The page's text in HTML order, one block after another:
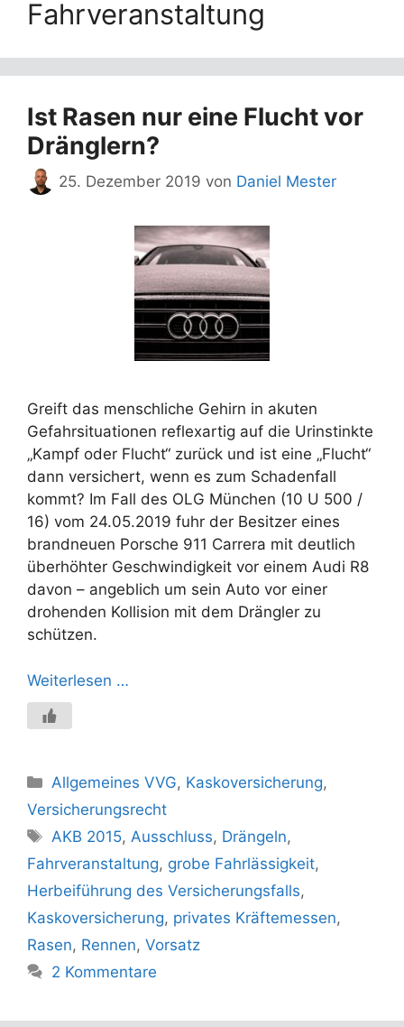
Fahrveranstaltung
Ist Rasen nur eine Flucht vor
Dränglern?
25. Dezember 2019 von Daniel Mester
Greift das menschliche Gehirn in akuten
Gefahrsituationen reflexartig auf die Urinstinkte
„Kampf oder Flucht“ zurück und ist eine „Flucht“
dann versichert, wenn es zum Schadenfall
kommt? Im Fall des OLG München (10 U 500 /
16) vom 24.05.2019 fuhr der Besitzer eines
brandneuen Porsche 911 Carrera mit deutlich
überhöhter Geschwindigkeit vor einem Audi R8
davon – angeblich um sein Auto vor einer
drohenden Kollision mit dem Drängler zu
schützen.
Weiterlesen …
Kategorien
Allgemeines VVG, Kaskoversicherung,
Versicherungsrecht
Schlagwörter
AKB 2015, Ausschluss, Drängeln,
Fahrveranstaltung, grobe Fahrlässigkeit,
Herbeiführung des Versicherungsfalls,
Kaskoversicherung, privates Kräftemessen,
Rasen, Rennen, Vorsatz
2 Kommentare